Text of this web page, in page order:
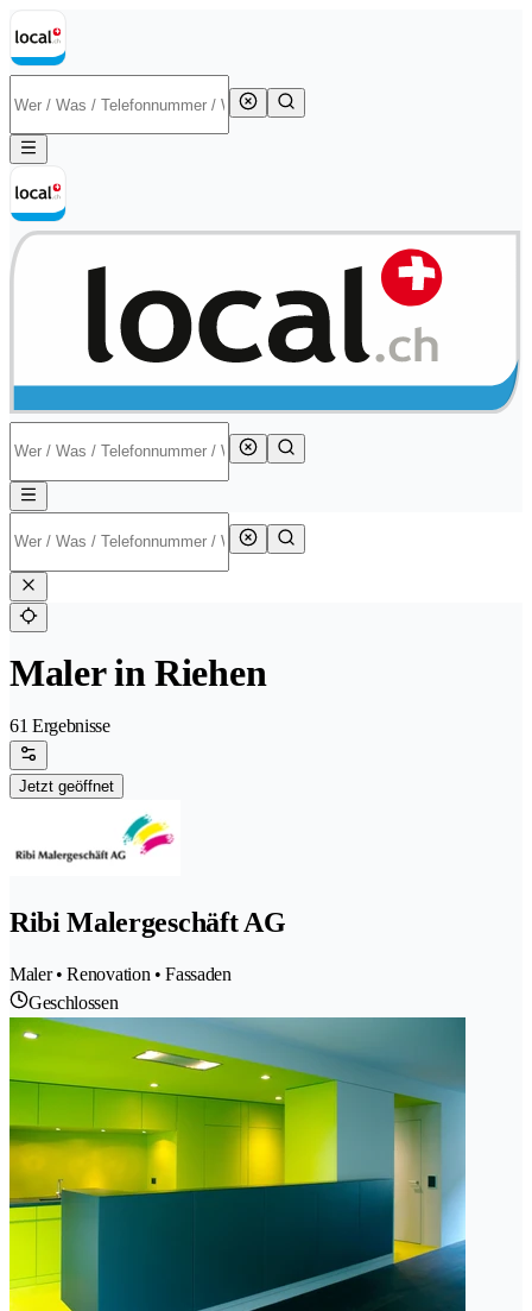
Maler in Riehen
61 Ergebnisse
Jetzt geöffnet
Ribi Malergeschäft AG
Maler • Renovation • Fassaden
Geschlossen